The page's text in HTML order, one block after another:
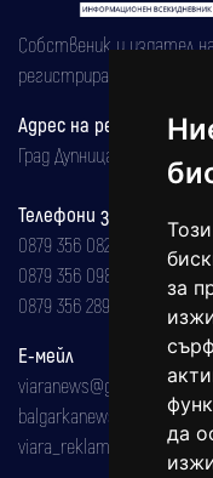
за
да
Собственик и издател
регистрирана на
Адрес на редакцията
Град Дупница, ул.''Христо
Телефони за реклама и
0879 356 082
0879 356 098
0879 356 289
Е-мейл
viaranews@gmail.com
balgarkanews@gmail.com
viara_reklama@mail.bg